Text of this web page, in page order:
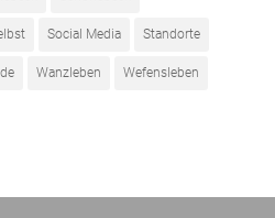
Social Media Standorte
Wanzleben Wefensleben